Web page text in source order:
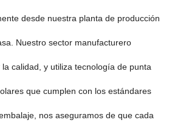
desde nuestra planta de producción
Nuestro sector manufacturero
calidad, y utiliza tecnología de punta
que cumplen con los estándares
nos aseguramos de que cada